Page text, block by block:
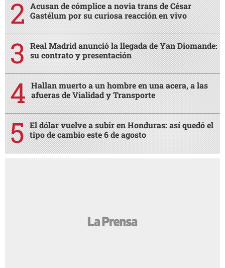
Acusan de cómplice a novia trans de César
Gastélum por su curiosa reacción en vivo
Real Madrid anunció la llegada de Yan Diomande:
su contrato y presentación
Hallan muerto a un hombre en una acera, a las
afueras de Vialidad y Transporte
El dólar vuelve a subir en Honduras: así quedó el
tipo de cambio este 6 de agosto